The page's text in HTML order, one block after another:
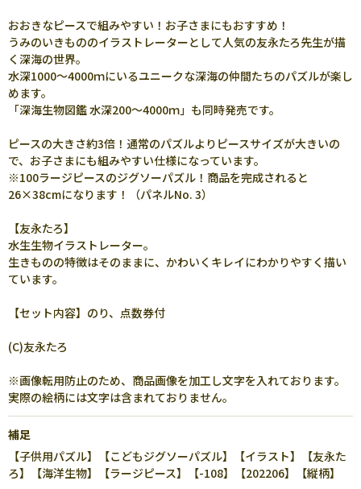
おおきなピースで組みやすい！お子さまにもおすすめ！
うみのいきもののイラストレーターとして人気の友永たろ先生が描
く深海の世界。
水深1000～4000ｍにいるユニークな深海の仲間たちのパズルが楽し
めます。
「深海生物図鑑 水深200～4000ｍ」も同時発売です。
ピースの大きさ約3倍！通常のパズルよりピースサイズが大きいの
で、お子さまにも組みやすい仕様になっています。
※100ラージピースのジグソーパズル！商品を完成されると
26×38cmになります！（パネルNo. 3）
【友永たろ】
水生生物イラストレーター。
生きものの特徴はそのままに、かわいくキレイにわかりやすく描い
ています。
【セット内容】のり、点数券付
(C)友永たろ
※画像転用防止のため、商品画像を加工し文字を入れております。
実際の絵柄には文字は含まれておりません。
補足
【子供用パズル】【こどもジグソーパズル】【イラスト】【友永た
ろ】【海洋生物】【ラージピース】【-108】【202206】【縦柄】